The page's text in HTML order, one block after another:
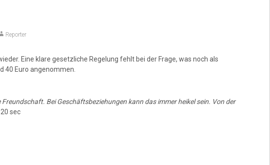
Reporter
Eine klare gesetzliche Regelung fehlt bei der Frage, was noch als
40 Euro angenommen.
Bei Geschäftsbeziehungen kann das immer heikel sein. Von der
sec